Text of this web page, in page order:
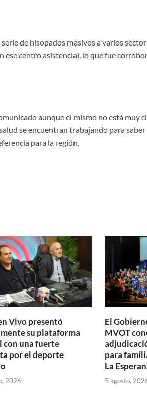
de hisopados masivos a varios
ese centro asistencial, lo que fue
aunque el mismo no está muy
se encuentran trabajando para
para la región.
Vivo presentó
su plataforma
con una fuerte
por el deporte
2026
El
MVOT
para
La
5 agosto,